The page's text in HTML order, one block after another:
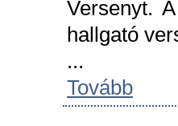
Versenyt.
hallgató
...
Tovább